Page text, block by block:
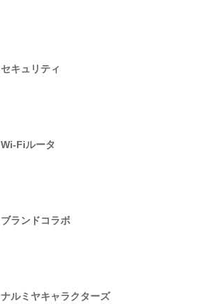
セキュリティ
Wi-Fiルータ
ブランドコラボ
ナルミヤキャラクターズ